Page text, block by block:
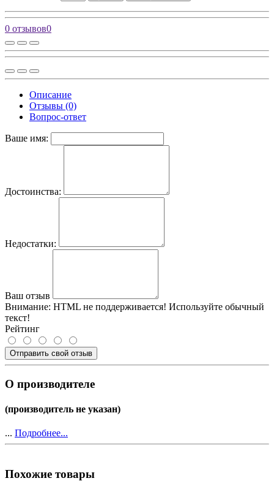
0 отзывов0
Описание
Отзывы (0)
Вопрос-ответ
Ваше имя:
Достоинства:
Недостатки:
Ваш отзыв
Внимание: HTML не поддерживается! Используйте обычный
текст!
Рейтинг
Отправить свой отзыв
О производителе
(производитель не указан)
... Подробнее...
Похожие товары